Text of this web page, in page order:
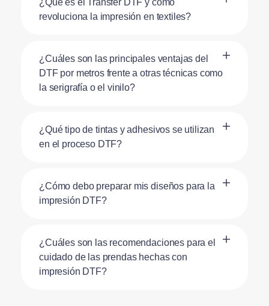
revoluciona la impresión en textiles?
¿Cuáles son las principales ventajas del
DTF por metros frente a otras técnicas como
la serigrafía o el vinilo?
¿Qué tipo de tintas y adhesivos se utilizan
en el proceso DTF?
¿Cómo debo preparar mis diseños para la
impresión DTF?
¿Cuáles son las recomendaciones para el
cuidado de las prendas hechas con
impresión DTF?